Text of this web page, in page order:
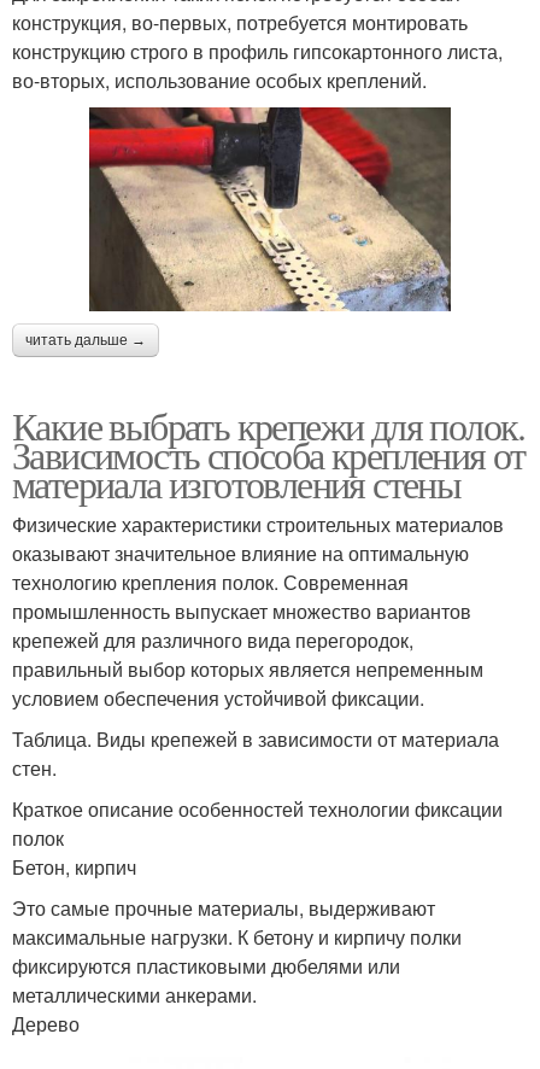
конструкция, во-первых, потребуется монтировать
конструкцию строго в профиль гипсокартонного листа,
во-вторых, использование особых креплений.
читать дальше →
Какие выбрать крепежи для полок.
Зависимость способа крепления от
материала изготовления стены
Физические характеристики строительных материалов
оказывают значительное влияние на оптимальную
технологию крепления полок. Современная
промышленность выпускает множество вариантов
крепежей для различного вида перегородок,
правильный выбор которых является непременным
условием обеспечения устойчивой фиксации.
Таблица. Виды крепежей в зависимости от материала
стен.
Краткое описание особенностей технологии фиксации
полок
Бетон, кирпич
Это самые прочные материалы, выдерживают
максимальные нагрузки. К бетону и кирпичу полки
фиксируются пластиковыми дюбелями или
металлическими анкерами.
Дерево